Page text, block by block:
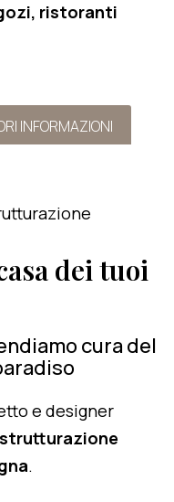
ristoranti
INFORMAZIONI
dei tuoi
cura del
e designer
.